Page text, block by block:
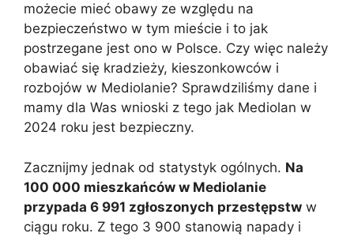
możecie mieć obawy ze względu na
bezpieczeństwo w tym mieście i to jak
postrzegane jest ono w Polsce. Czy więc należy
obawiać się kradzieży, kieszonkowców i
rozbojów w Mediolanie? Sprawdziliśmy dane i
mamy dla Was wnioski z tego jak Mediolan w
2024 roku jest bezpieczny.
Zacznijmy jednak od statystyk ogólnych. Na
100 000 mieszkańców w Mediolanie
przypada 6 991 zgłoszonych przestępstw w
ciągu roku. Z tego 3 900 stanowią napady i